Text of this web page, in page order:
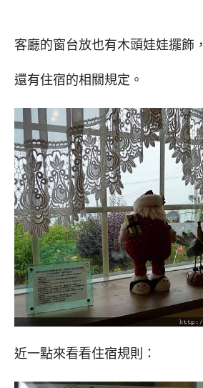
客廳的窗台放也有木頭娃娃擺飾，
還有住宿的相關規定。
近一點來看看住宿規則：